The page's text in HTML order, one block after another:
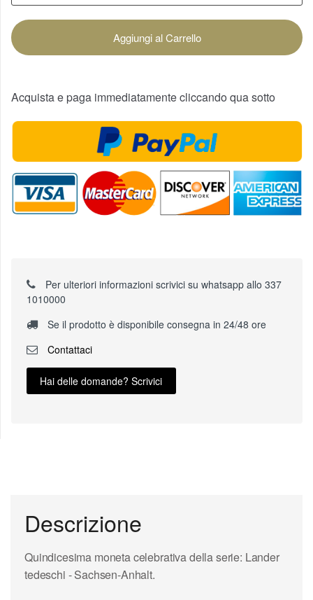
Aggiungi al Carrello
Acquista e paga immediatamente cliccando qua sotto
Per ulteriori informazioni scrivici su whatsapp allo 337
1010000
Se il prodotto è disponibile consegna in 24/48 ore
Contattaci
Hai delle domande? Scrivici
Descrizione
Quindicesima moneta celebrativa della serie: Lander
tedeschi - Sachsen-Anhalt.